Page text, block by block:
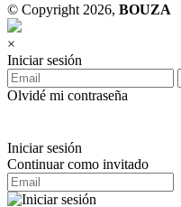
© Copyright 2026, BOUZA
×
Iniciar sesión
Olvidé mi contraseña
Iniciar sesión
Continuar como invitado